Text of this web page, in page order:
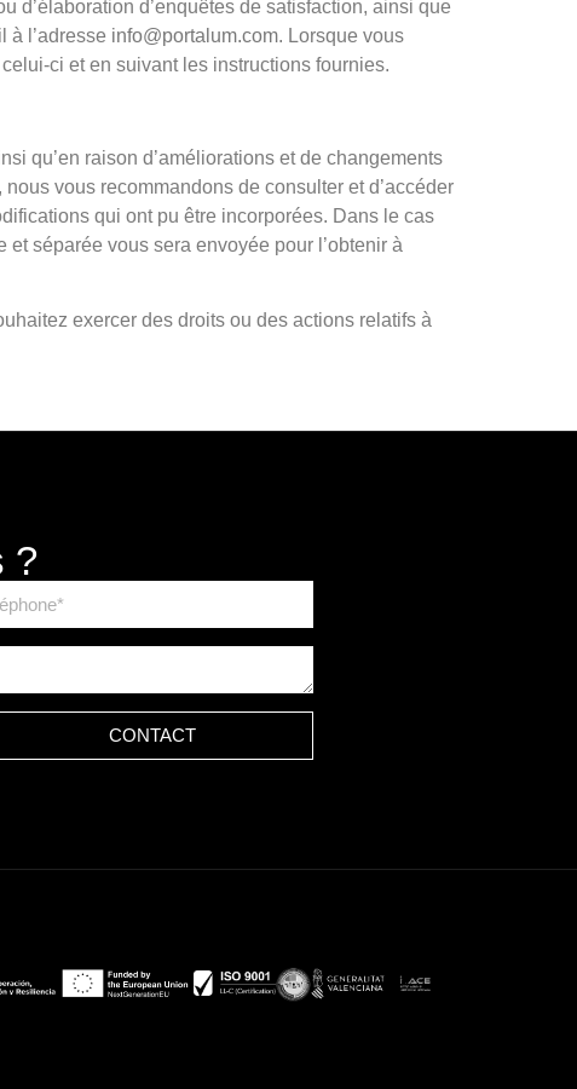
d’élaboration d’enquêtes de satisfaction, ainsi que
à l’adresse info@portalum.com. Lorsque vous
ci et en suivant les instructions fournies.
qu’en raison d’améliorations et de changements
vous recommandons de consulter et d’accéder
qui ont pu être incorporées. Dans le cas
séparée vous sera envoyée pour l’obtenir à
exercer des droits ou des actions relatifs à
?
CONTACT